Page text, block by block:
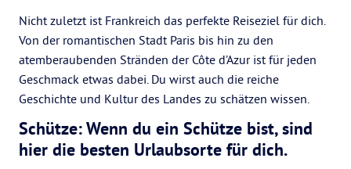
Nicht zuletzt ist Frankreich das perfekte Reiseziel für dich.
Von der romantischen Stadt Paris bis hin zu den
atemberaubenden Stränden der Côte d’Azur ist für jeden
Geschmack etwas dabei. Du wirst auch die reiche
Geschichte und Kultur des Landes zu schätzen wissen.
Schütze: Wenn du ein Schütze bist, sind
hier die besten Urlaubsorte für dich.